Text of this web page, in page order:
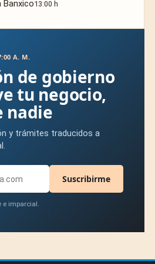
Banxico13:00 h
A. M.
de gobierno
tu negocio,
nadie
y trámites traducidos a
Suscribirme
e imparcial.